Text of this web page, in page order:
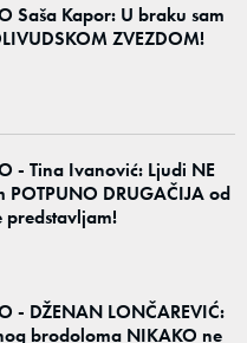
Saša Kapor: U braku sam
ZVEZDOM!
- Tina Ivanović: Ljudi NE
POTPUNO DRUGAČIJA od
predstavljam!
- DŽENAN LONČAREVIĆ:
brodoloma NIKAKO ne